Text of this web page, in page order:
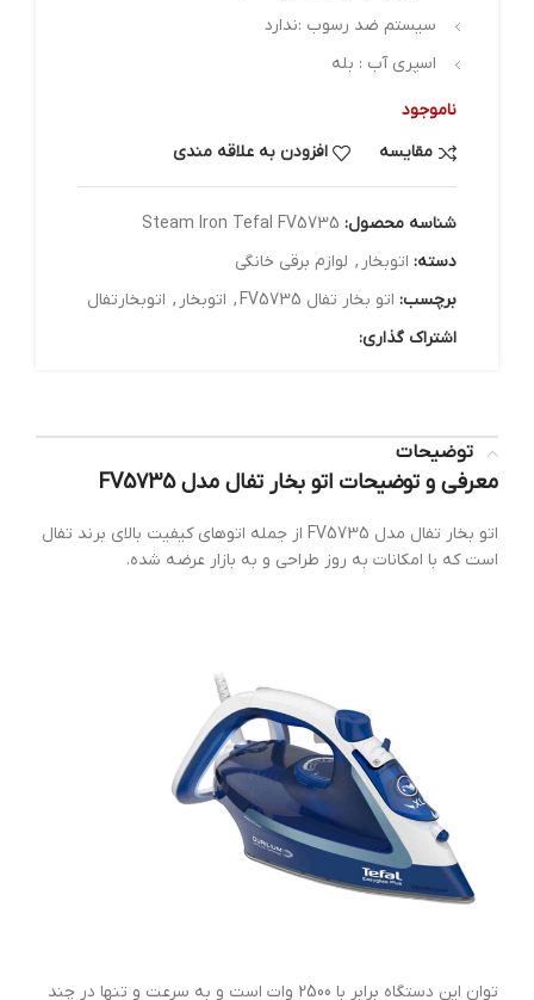
سیستم ضد رسوب :ندارد
اسپری آب : بله
ناموجود
مقایسه
افزودن به علاقه مندی
شناسه محصول: Steam Iron Tefal FV5735
دسته: اتوبخار , لوازم برقی خانگی
برچسب: اتو بخار تفال FV5735 , اتوبخار , اتوبخارتفال
اشتراک گذاری:
توضیحات
معرفی و توضیحات اتو بخار تفال مدل FV5735
اتو بخار تفال مدل FV5735 از جمله اتوهای کیفیت بالای برند تفال
است که با امکانات به‌ روز طراحی و به بازار عرضه شده.
توان این دستگاه برابر با 2500 وات است و به سرعت و تنها در چند